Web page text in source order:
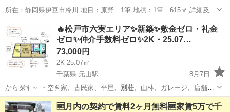
所在：静岡県伊豆市冷川 地目：原野 1筆 地積：1筆 615㎡ 詳細及び
お問い合わせは下記URLからお願い致します。 詳細：
https://souzokutochi-kokkokizoku.com/shizuokai...
土地販売/土地売買 別荘
🔥松戸市六実エリア✨新築✨敷金ゼロ・礼金
ゼロ✨仲介手数料ゼロ✨2K・25.07…
73,000円
2K 25.07㎡
千葉県 元山駅
8月7日
から探す～ ・空き家、古民家、平屋、 別荘、山林、ガレージ、店舗、
田舎暮らし、居…
千葉 松戸市 元山駅 アパート 物件
🆓月内の契約で賃料2ヶ月無料🆓家賃5万で千